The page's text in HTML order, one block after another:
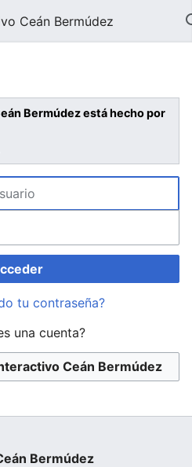
Ceán Bermúdez
Bermúdez está hecho por
tu contraseña?
una cuenta?
Ceán Bermúdez
Bermúdez